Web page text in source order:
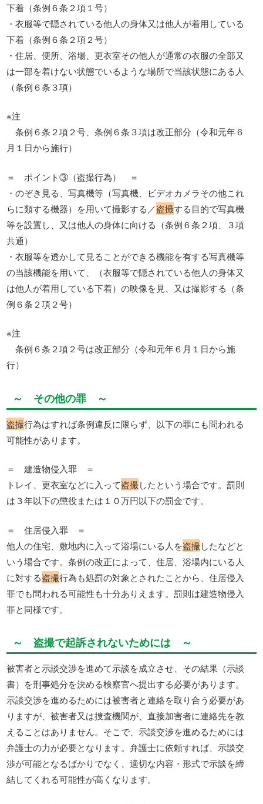
下着（条例６条２項１号）
・衣服等で隠されている他人の身体又は他人が着用している
下着（条例６条２項２号）
・住居、便所、浴場、更衣室その他人が通常の衣服の全部又
は一部を着けない状態でいるような場所で当該状態にある人
（条例６条３項）
※注
条例６条２項２号、条例６条３項は改正部分（令和元年６
月１日から施行）
＝ ポイント③（盗撮行為） ＝
・のぞき見る、写真機等（写真機、ビデオカメラその他これ
らに類する機器）を用いて撮影する／盗撮する目的で写真機
等を設置し、又は他人の身体に向ける（条例６条２項、３項
共通）
・衣服等を透かして見ることができる機能を有する写真機等
の当該機能を用いて、（衣服等で隠されている他人の身体又
は他人が着用している下着）の映像を見、又は撮影する（条
例６条２項２号）
※注
条例６条２項２号は改正部分（令和元年６月１日から施
行）
～ その他の罪 ～
盗撮行為はすれば条例違反に限らず、以下の罪にも問われる
可能性があります。
＝ 建造物侵入罪 ＝
トレイ、更衣室などに入って盗撮したという場合です。罰則
は３年以下の懲役または１０万円以下の罰金です。
＝ 住居侵入罪 ＝
他人の住宅、敷地内に入って浴場にいる人を盗撮したなどと
いう場合です。条例の改正によって、住居、浴場内にいる人
に対する盗撮行為も処罰の対象とされたことから、住居侵入
罪でも問われる可能性も十分ありえます。罰則は建造物侵入
罪と同様です。
～ 盗撮で起訴されないためには ～
被害者と示談交渉を進めて示談を成立させ、その結果（示談
書）を刑事処分を決める検察官へ提出する必要があります。
示談交渉を進めるためには被害者と連絡を取り合う必要があ
りますが、被害者又は捜査機関が、直接加害者に連絡先を教
えることはありません。そこで、示談交渉を進めるためには
弁護士の力が必要となります。弁護士に依頼すれば、示談交
渉が可能となるばかりでなく、適切な内容・形式で示談を締
結してくれる可能性が高くなります。